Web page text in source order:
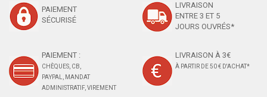
PAIEMENT
SÉCURISÉ
LIVRAISON
ENTRE 3 ET 5
JOURS OUVRÉS*
PAIEMENT :
CHÈQUES, CB,
PAYPAL, MANDAT
ADMINISTRATIF, VIREMENT
LIVRAISON À 3€
À PARTIR DE 50 € D'ACHAT*